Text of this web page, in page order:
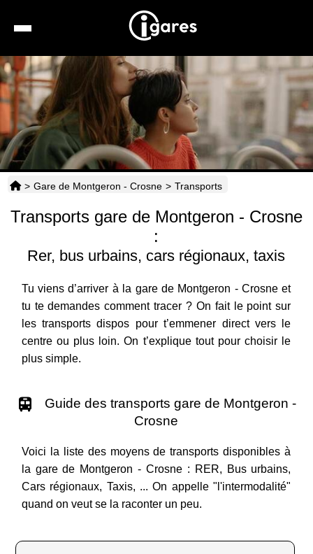
Recherche
Location de voiture
Hôtels
Taxis
Transports
Horaires
> Gare de Montgeron - Crosne > Transports
Transports gare de Montgeron - Crosne
:
Rer, bus urbains, cars régionaux, taxis
Tu viens d’arriver à la gare de Montgeron - Crosne et
tu te demandes comment tracer ? On fait le point sur
les transports dispos pour t’emmener direct vers le
centre ou plus loin. On t’explique tout pour choisir le
plus simple.
Guide des transports gare de Montgeron -
Crosne
Voici la liste des moyens de transports disponibles à
la gare de Montgeron - Crosne : RER, Bus urbains,
Cars régionaux, Taxis, ... On appelle "l'intermodalité"
quand on veut se la raconter un peu.